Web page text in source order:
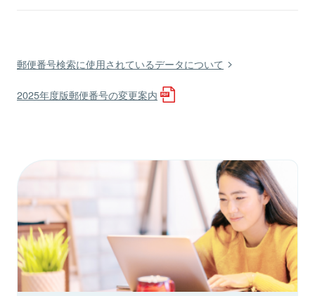
郵便番号検索に使用されているデータについて
2025年度版郵便番号の変更案内